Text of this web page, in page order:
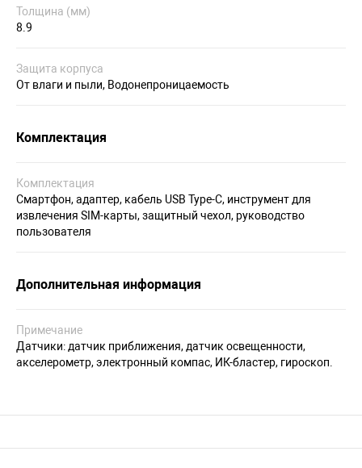
Толщина (мм)
8.9
Защита корпуса
От влаги и пыли, Водонепроницаемость
Комплектация
Комплектация
Смартфон, адаптер, кабель USB Type-C, инструмент для
извлечения SIM-карты, защитный чехол, руководство
пользователя
Дополнительная информация
Примечание
Датчики: датчик приближения, датчик освещенности,
акселерометр, электронный компас, ИК-бластер, гироскоп.